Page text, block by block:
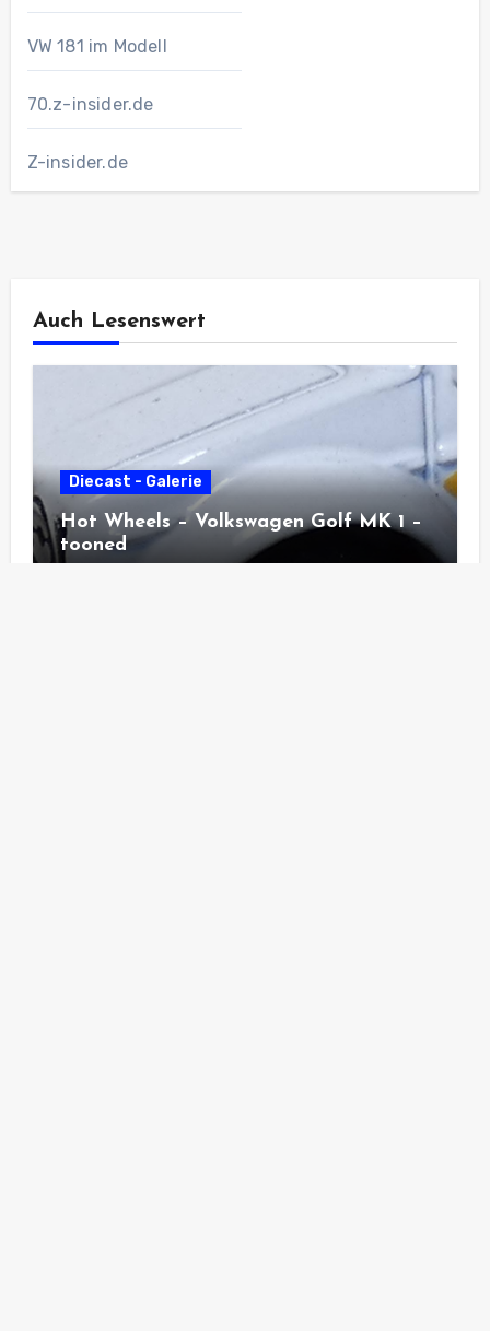
VW 181 im Modell
70.z-insider.de
Z-insider.de
Auch Lesenswert
Diecast - Galerie
Hot Wheels – Volkswagen Golf MK 1 –
tooned